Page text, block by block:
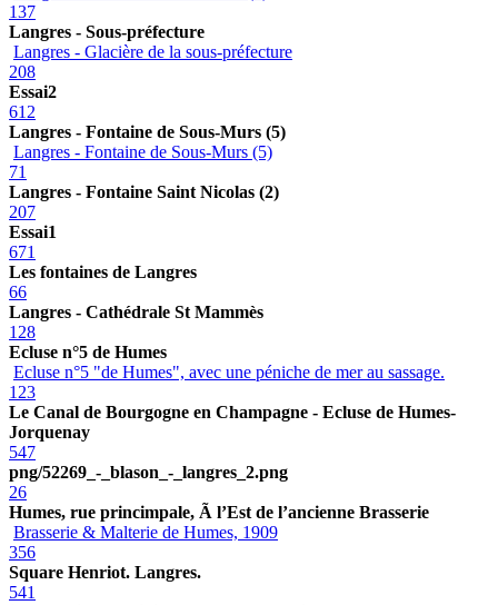
137
Langres - Sous-préfecture
Langres - Glacière de la sous-préfecture
208
Essai2
612
Langres - Fontaine de Sous-Murs (5)
Langres - Fontaine de Sous-Murs (5)
71
Langres - Fontaine Saint Nicolas (2)
207
Essai1
671
Les fontaines de Langres
66
Langres - Cathédrale St Mammès
128
Ecluse n°5 de Humes
Ecluse n°5 "de Humes", avec une péniche de mer au sassage.
123
Le Canal de Bourgogne en Champagne - Ecluse de Humes-
Jorquenay
547
png/52269_-_blason_-_langres_2.png
26
Humes, rue princimpale, Ã l’Est de l’ancienne Brasserie
Brasserie & Malterie de Humes, 1909
356
Square Henriot. Langres.
541